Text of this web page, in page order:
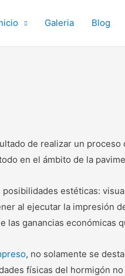
Galeria Blog
de realizar un
en el ámbito de la
posibilidades estéticas:
al ejecutar la impresión
las ganancias económicas
, no solamente se
físicas del hormigón